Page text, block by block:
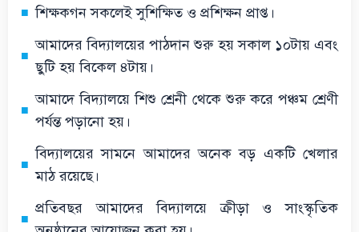
শিক্ষকগন সকলেই সুশিক্ষিত ও প্রশিক্ষন প্রাপ্ত।
আমাদের বিদ্যালয়ের পাঠদান শুরু হয় সকাল ১০টায় এবং
ছুটি হয় বিকেল ৪টায়।
আমাদে বিদ্যালয়ে শিশু শ্রেনী থেকে শুরু করে পঞ্চম শ্রেণী
পর্যন্ত পড়ানো হয়।
বিদ্যালয়ের সামনে আমাদের অনেক বড় একটি খেলার
মাঠ রয়েছে।
প্রতিবছর আমাদের বিদ্যালয়ে ক্রীড়া ও সাংস্কৃতিক